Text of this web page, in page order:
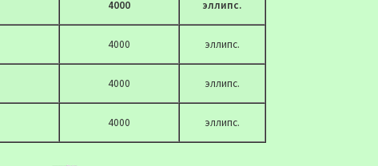
4000 эллипс.
4000 эллипс.
4000 эллипс.
4000 эллипс.